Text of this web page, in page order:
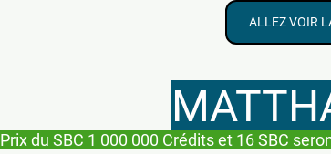
ALLEZ VOIR
Prix du SBC 1 000 000 Crédits et 16 SBC